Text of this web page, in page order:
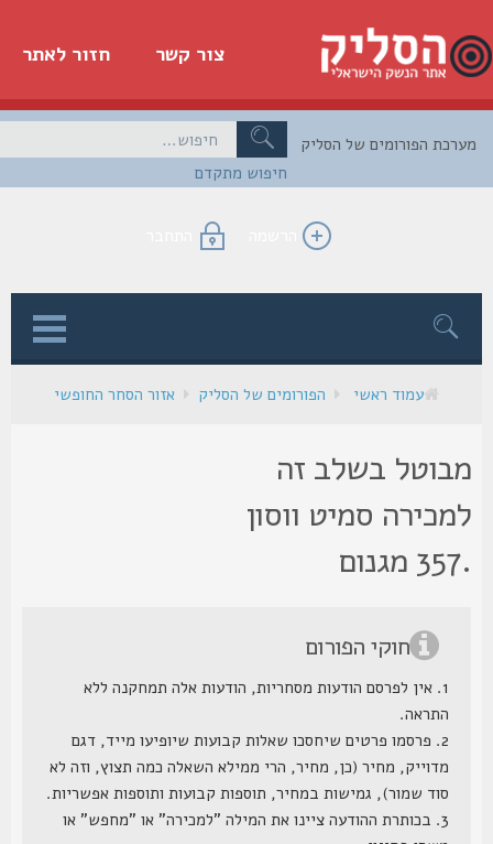
חזור לאתר צור קשר
חיפוש מתקדם
הפורומים של הסליק
הרשמה התחבר
עמוד ראשי הפורומים של הסליק אזור הסחר החופשי
בשלב זה
סמיט ווסון
חוקי הפורום
1. אין לפרסם הודעות מסחריות, הודעות אלה תמחקנה ללא
התראה.
2. פרסמו פרטים שיחסכו שאלות קבועות שיופיעו מייד, דגם
מדוייק, מחיר (כן, מחיר, הרי ממילא השאלה כמה תצוץ, וזה לא
סוד שמור), גמישות במחיר, תוספות קבועות ותוספות אפשריות.
3. בכותרת ההודעה ציינו את המילה "למכירה" או "מחפש" או